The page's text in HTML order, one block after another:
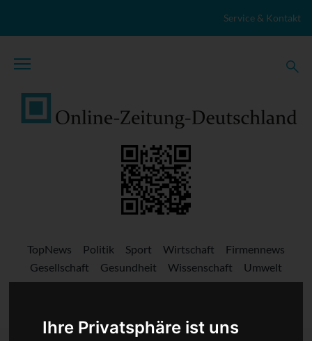
Ihre Privatsphäre ist uns
Service & Kontakt
TopNews Politik Sport Wirtschaft
Firmennews
Gesellschaft
Gesundheit Wissenschaft
Umwelt
Kultur
Veranstaltungen Lokales
Marktplatz